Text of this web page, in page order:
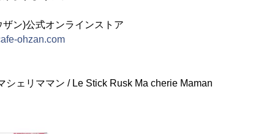
ン)公式オンラインストア
ohzan.com
シェリママン / Le Stick Rusk Ma cherie Maman